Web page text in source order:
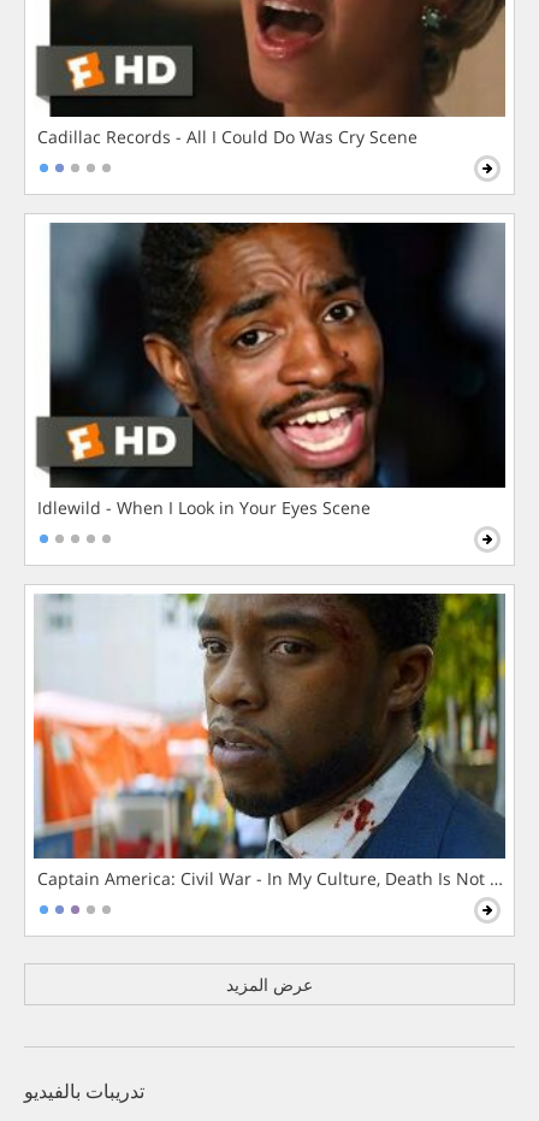
Cadillac Records - All I Could Do Was Cry Scene
Idlewild - When I Look in Your Eyes Scene
Captain America: Civil War - In My Culture, Death Is Not The
عرض المزيد
تدريبات بالفيديو